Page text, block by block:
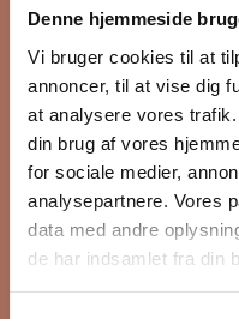
Denne hjemmeside
Vi bruger cookies til at
annoncer, til at vise dig
at analysere vores
din brug af vores
for sociale medier,
analysepartnere. Vores
data med andre
de har indsamlet fra din
VIP Åbent
boliger til
kan
Fornavn
Efternavn